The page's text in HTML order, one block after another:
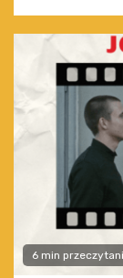
6 min